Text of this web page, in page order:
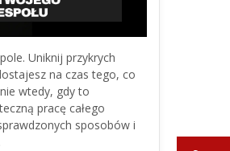
Uniknij przykrych
na czas tego, co
wtedy, gdy to
pracę całego
sposobów i